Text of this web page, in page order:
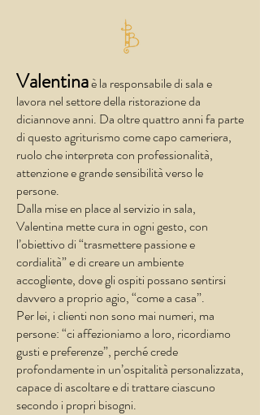
Valentinaè la responsabile di sala e
lavora nel settore della ristorazione da
diciannove anni. Da oltre quattro anni fa parte
di questo agriturismo come capo cameriera,
ruolo che interpreta con professionalità,
attenzione e grande sensibilità verso le
persone.
Dalla mise en place al servizio in sala,
Valentina mette cura in ogni gesto, con
l’obiettivo di “trasmettere passione e
cordialità” e di creare un ambiente
accogliente, dove gli ospiti possano sentirsi
davvero a proprio agio, “come a casa”.
Per lei, i clienti non sono mai numeri, ma
persone: “ci affezioniamo a loro, ricordiamo
gusti e preferenze”, perché crede
profondamente in un’ospitalità personalizzata,
capace di ascoltare e di trattare ciascuno
secondo i propri bisogni.